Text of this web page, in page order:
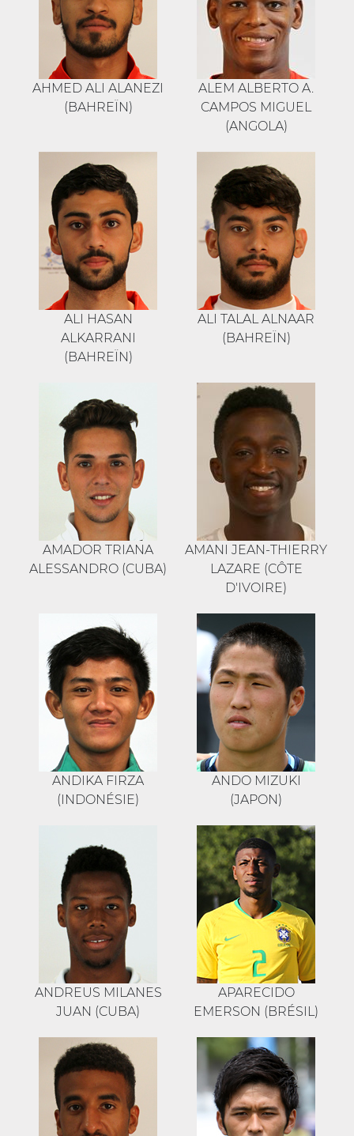
AHMED ALI ALANEZI
(BAHREÏN)
ALEM ALBERTO A.
CAMPOS MIGUEL
(ANGOLA)
ALI HASAN
ALKARRANI
(BAHREÏN)
ALI TALAL ALNAAR
(BAHREÏN)
AMADOR TRIANA
ALESSANDRO (CUBA)
AMANI JEAN-THIERRY
LAZARE (CÔTE
D'IVOIRE)
ANDIKA FIRZA
(INDONÉSIE)
ANDO MIZUKI
(JAPON)
ANDREUS MILANES
JUAN (CUBA)
APARECIDO
EMERSON (BRÉSIL)